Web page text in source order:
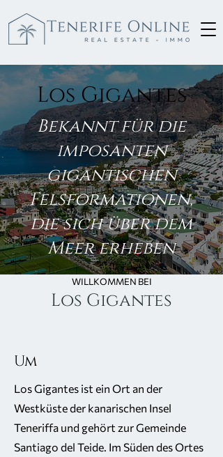
Los Gigantes
Bekannt für die
imposanten
gigantischen
Felsformationen,
die sich über dem
Meer erheben
WILLKOMMEN BEI
Los Gigantes
Um
Los Gigantes ist ein Ort an der
Westküste der kanarischen Insel
Teneriffa und gehört zur Gemeinde
Santiago del Teide. Im Süden des Ortes